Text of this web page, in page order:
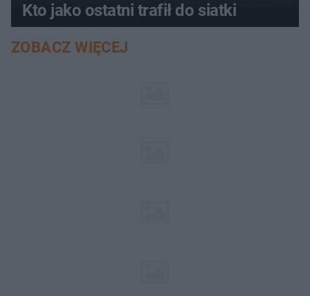
Kto jako ostatni trafił do siatki
ZOBACZ WIĘCEJ